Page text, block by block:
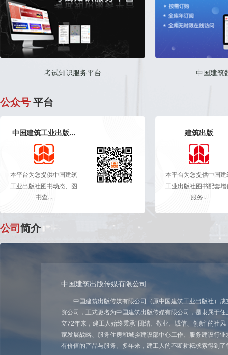
考试知识服务平台 中国建筑
公众号 平台
中国建筑工业出版...
本平台为您提供中国建筑
工业出版社图书动态、图
书查...
建筑出版
本平台为您提供中国建
工业出版社图书配套增
服务...
公司简介
中国建筑出版传媒有限公司
中国建筑出版传媒有限公司（原中国建筑工业出版社）
资公司，正式更名为中国建筑出版传媒有限公司，是隶属于
立72年来，建工人始终秉承“团结、敬业、诚信、创新”的社
家发展战略、服务住房和城乡建设部中心工作、服务建设行
有价值的产品与服务。多年来，建工人的不断耕耘求索得到